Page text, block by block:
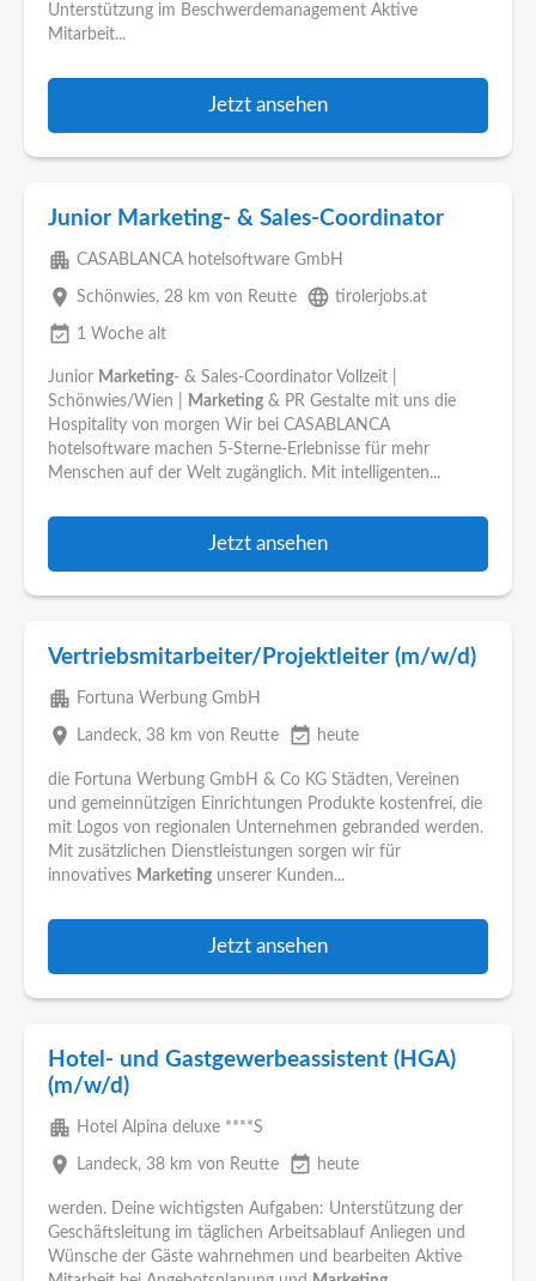
Unterstützung im Beschwerdemanagement Aktive
Mitarbeit...
Jetzt ansehen
Junior Marketing- & Sales-Coordinator
apartment CASABLANCA hotelsoftware GmbH
place Schönwies, 28 km von Reutte language tirolerjobs.at
event_available 1 Woche alt
Junior Marketing- & Sales-Coordinator Vollzeit |
Schönwies/Wien |
Marketing & PR Gestalte mit uns die
Hospitality von morgen Wir bei CASABLANCA
hotelsoftware machen 5-Sterne-Erlebnisse für mehr
Menschen auf der Welt zugänglich. Mit intelligenten...
Jetzt ansehen
Vertriebsmitarbeiter/Projektleiter (m/w/d)
apartment Fortuna Werbung GmbH
place Landeck, 38 km von Reutte event_available heute
die Fortuna Werbung GmbH & Co KG Städten, Vereinen
und gemeinnützigen Einrichtungen Produkte kostenfrei, die
mit Logos von regionalen Unternehmen gebranded werden.
Mit zusätzlichen Dienstleistungen sorgen wir für
innovatives Marketing unserer Kunden...
Jetzt ansehen
Hotel- und Gastgewerbeassistent (HGA)
(m/w/d)
apartment Hotel Alpina deluxe ****S
place Landeck, 38 km von Reutte event_available heute
werden. Deine wichtigsten Aufgaben: Unterstützung der
Geschäftsleitung im täglichen Arbeitsablauf Anliegen und
Wünsche der Gäste wahrnehmen und bearbeiten Aktive